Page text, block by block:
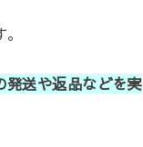
送や返品などを実